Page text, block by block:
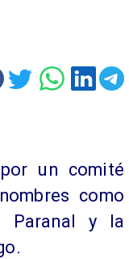
un comité
como
Paranal y la